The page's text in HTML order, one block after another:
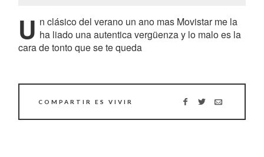
U n clásico del verano un ano mas Movistar me la
ha liado una autentica vergüenza y lo malo es la
cara de tonto que se te queda
COMPARTIR ES VIVIR